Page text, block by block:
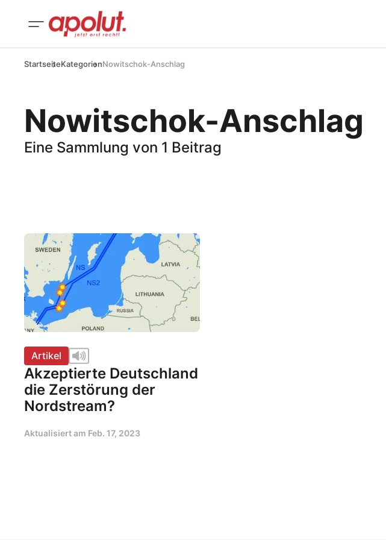
StartseiteKategorienNowitschok-Anschlag
Nowitschok-Anschlag
Eine Sammlung von 1 Beitrag
Artikel
Akzeptierte Deutschland
die Zerstörung der
Nordstream?
Aktualisiert am Feb. 17, 2023